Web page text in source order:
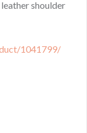
shoulder
1041799/